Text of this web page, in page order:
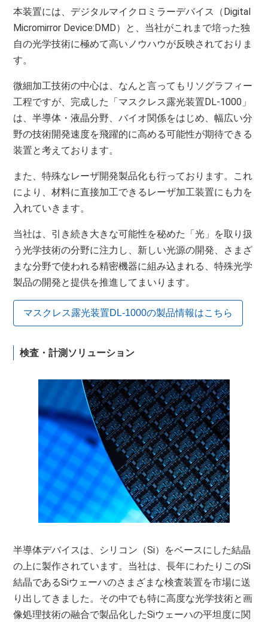
本装置には、デジタルマイクロミラーデバイス（Digital
Micromirror Device:DMD）と、当社がこれまで培った独
自の光学技術に極めて高いノウハウが反映されておりま
す。
微細加工技術の中心は、なんと言ってもリソグラフィー
工程ですが、完成した「マスクレス露光装置DL-1000」
は、半導体・液晶分野、バイオ関係をはじめ、幅広い分
野の技術開発速度を飛躍的に高める可能性が期待できる
装置と考えております。
また、特殊なレーザ開発製品化も行っております。これ
により、材料に直接加工できるレーザ加工装置にも力を
入れていきます。
当社は、引き続き大きな可能性を秘めた「光」を取り扱
う光学技術の分野に注力し、新しい光源の開発、さまざ
まな分野で使われる精密機器に組み込まれる、特殊光学
製品の開発と提供を推進してまいります。
マスクレス露光装置DL-1000の製品情報はこちら
検査・計測ソリューション
半導体デバイスは、シリコン（Si）をベースにした結晶
の上に製作されています。当社は、長年にわたりこのSi
結晶であるSiウェーハのさまざまな検査装置を市場に送
り出してきました。その中でも特に高度な光学技術と画
像処理技術の融合で製品化したSiウェーハの平坦度に関